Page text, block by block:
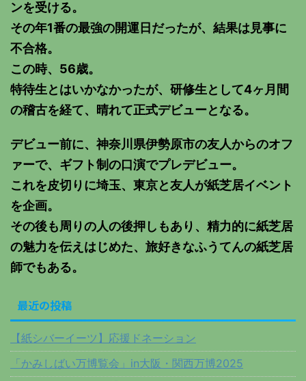
ンを受ける。
その年1番の最強の開運日だったが、結果は見事に
不合格。
この時、56歳。
特待生とはいかなかったが、研修生として4ヶ月間
の稽古を経て、晴れて正式デビューとなる。
デビュー前に、神奈川県伊勢原市の友人からのオフ
ァーで、ギフト制の口演でプレデビュー。
これを皮切りに埼玉、東京と友人が紙芝居イベント
を企画。
その後も周りの人の後押しもあり、精力的に紙芝居
の魅力を伝えはじめた、旅好きなふうてんの紙芝居
師でもある。
最近の投稿
【紙シバーイーツ】応援ドネーション
「かみしばい万博覧会」in大阪・関西万博2025